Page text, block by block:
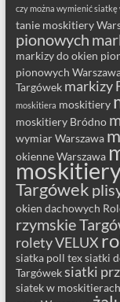
czy można wymienić
tanie moskitiery
pionowych
markizy do okien
pionowych
Targówek markizy
moskitiera moskitiery
moskitiery Bródno
wymiar Warszawa
okienne Warszawa
Targówek
okien dachowych
rzymskie
rolety VELUX
siatka poll texsiatki
Targóweksiatki
siatek w moskitierach